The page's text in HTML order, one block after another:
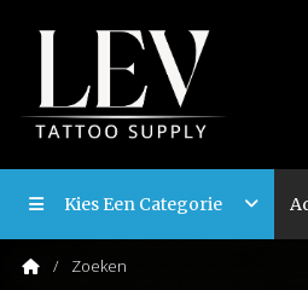
Kies Een Categorie
Zoeken